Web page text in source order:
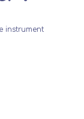
instrument